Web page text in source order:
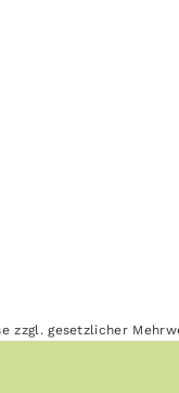
zzgl. gesetzlicher